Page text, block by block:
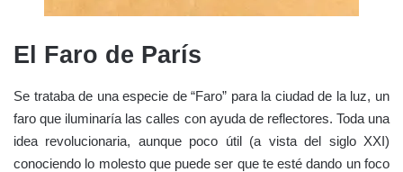
El Faro de París
Se trataba de una especie de “Faro” para la ciudad de la luz, un
faro que iluminaría las calles con ayuda de reflectores. Toda una
idea revolucionaria, aunque poco útil (a vista del siglo XXI)
conociendo lo molesto que puede ser que te esté dando un foco